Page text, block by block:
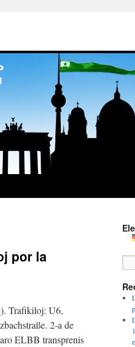
por la
Trafikiloj: U6,
2-a de
ELBB transprenis